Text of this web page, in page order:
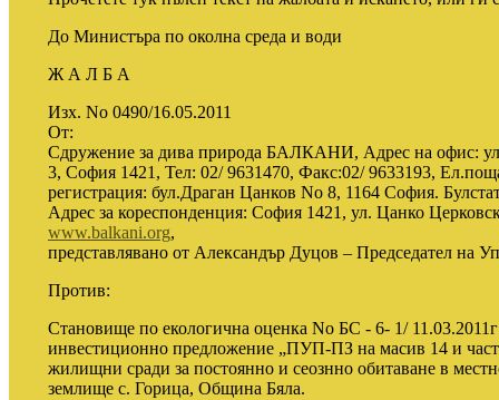
До Министъра по околна среда и води
Ж А Л Б А
Изх. No 0490/16.05.2011
От:
Сдружение за дива природа БАЛКАНИ, Адрес на офис:
3, София 1421, Тел: 02/ 9631470, Факс:02/ 9633193,
регистрация: бул.Драган Цанков No 8, 1164 София.
Адрес за кореспонденция: София 1421, ул. Цанко
www.balkani.org,
представлявано от Александър Дуцов – Председател на
Против:
Становище по екологична оценка No БС - 6- 1/
инвестиционно предложение „ПУП-ПЗ на масив 14 и част
жилищни сради за постоянно и сеознно обитаване в
землище с. Горица, Община Бяла.